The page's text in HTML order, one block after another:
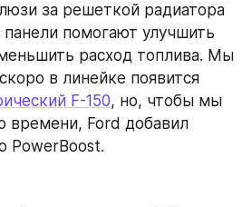
за решеткой радиатора
помогают улучшить
расход топлива. Мы
F-150, но, чтобы мы
времени, Ford добавил
PowerBoost.